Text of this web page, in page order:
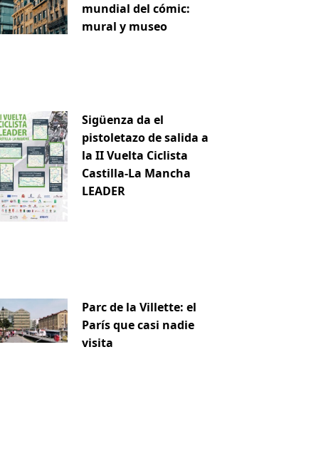
mundial del cómic:
mural y museo
Sigüenza da el
pistoletazo de salida a
la II Vuelta Ciclista
Castilla-La Mancha
LEADER
Parc de la Villette: el
París que casi nadie
visita